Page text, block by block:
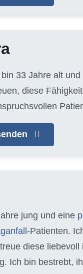
33 Jahre alt
diese
jung und eine
-Patienten.
diese
Ich bin bestrebt,